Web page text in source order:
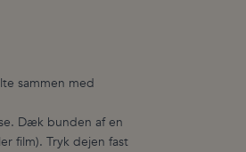
sammen med
Dæk bunden af en
film). Tryk dejen fast